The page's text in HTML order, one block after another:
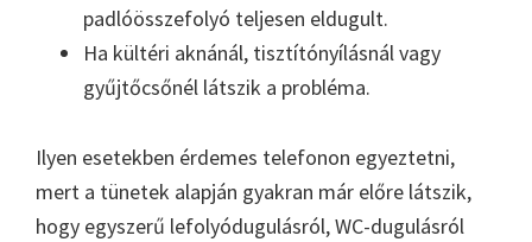
padlóösszefolyó teljesen eldugult.
Ha kültéri aknánál, tisztítónyílásnál vagy
gyűjtőcsőnél látszik a probléma.
Ilyen esetekben érdemes telefonon egyeztetni,
mert a tünetek alapján gyakran már előre látszik,
hogy egyszerű lefolyódugulásról, WC-dugulásról